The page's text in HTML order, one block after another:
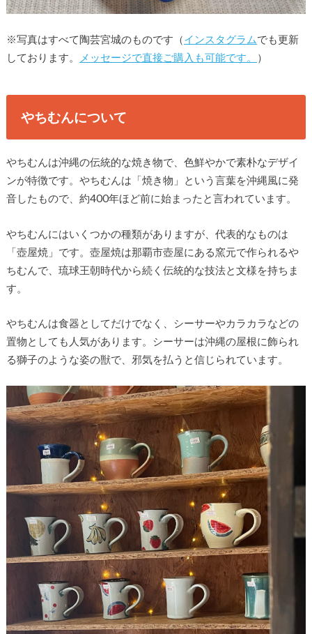
※写真はすべて陶芸宮城のものです（インスタグラムでも更新
しております。
メッセージで直接ご購入も可能です。 ）
やちむんについて
やちむんは沖縄の伝統的な焼き物で、色鮮やかで素朴なデザイ
ンが特徴です。やちむんは「焼き物」という言葉を沖縄風に発
音したもので、約400年ほど前に始まったと言われています。
やちむんにはいくつかの種類がありますが、代表的なものは
「壺屋焼」です。壺屋焼は那覇市壺屋にある窯元で作られるや
ちむんで、琉球王朝時代から続く伝統的な技法と文様を持ちま
す。
やちむんは食器としてだけでなく、シーサーやカラカラなどの
置物としても人気があります。シーサーは沖縄の屋根に飾られ
る獅子のような姿の獣で、邪気を払うと信じられています。